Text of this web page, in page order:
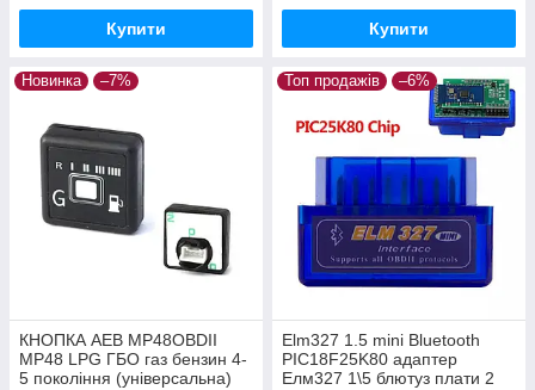
Купити Купити
Новинка –7%
КНОПКА AEB MP48OBDII
MP48 LPG ГБО газ бензин 4-
5 покоління (універсальна)
Топ продажів –6%
Elm327 1.5 mini Bluetooth
PIC18F25K80 адаптер
Елм327 1\5 блютуз плати 2